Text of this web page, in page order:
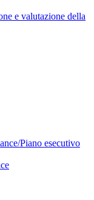
e valutazione della
Piano esecutivo